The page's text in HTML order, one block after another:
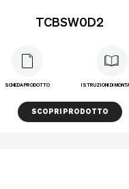
TCBSW0D2
SCHEDA PRODOTTO ISTRUZIONI DI
SCOPRI PRODOTTO